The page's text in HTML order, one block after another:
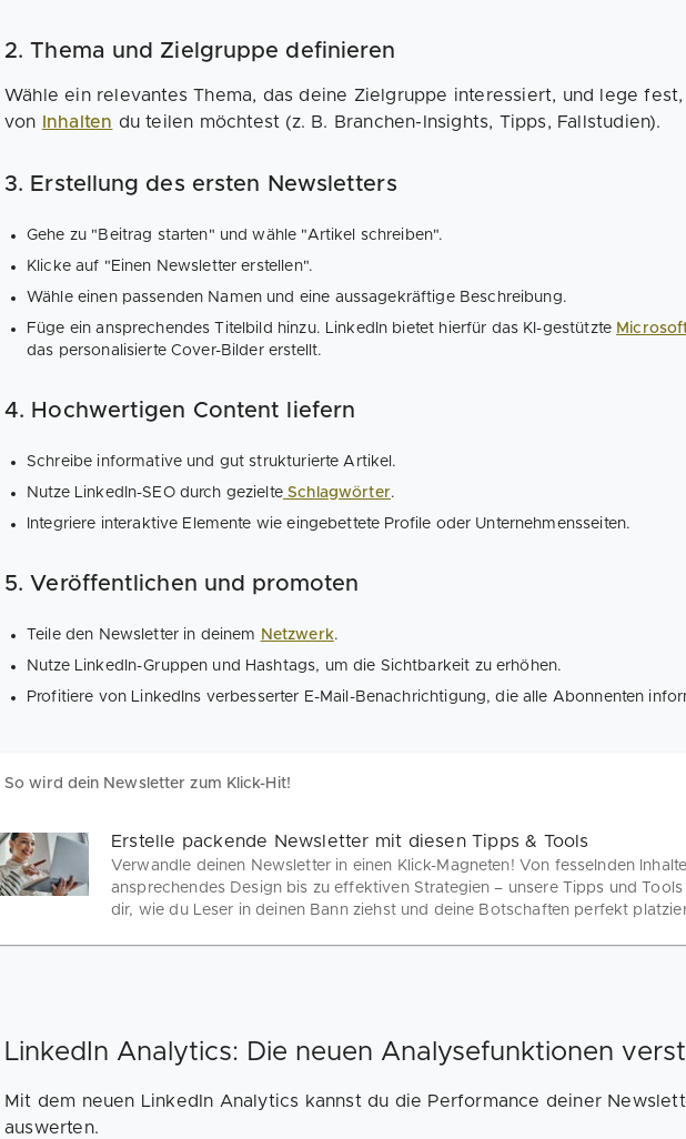
2. Thema und Zielgruppe definieren
Wähle ein relevantes Thema, das deine Zielgruppe interessiert, und lege
von
Inhalten du teilen möchtest (z. B. Branchen-Insights, Tipps, Fallstudien).
3. Erstellung des ersten Newsletters
Gehe zu "Beitrag starten" und wähle "Artikel schreiben".
Klicke auf "Einen Newsletter erstellen".
Wähle einen passenden Namen und eine aussagekräftige Beschreibung.
Füge ein ansprechendes Titelbild hinzu. LinkedIn bietet hierfür das KI-gestützte
das personalisierte Cover-Bilder erstellt.
4. Hochwertigen Content liefern
Schreibe informative und gut strukturierte Artikel.
Nutze LinkedIn-SEO durch gezielteSchlagwörter.
Integriere interaktive Elemente wie eingebettete Profile oder Unternehmensseiten.
5. Veröffentlichen und promoten
Teile den Newsletter in deinem Netzwerk.
Nutze LinkedIn-Gruppen und Hashtags, um die Sichtbarkeit zu erhöhen.
Profitiere von LinkedIns verbesserter E-Mail-Benachrichtigung, die alle Abonnenten
So wird dein Newsletter zum Klick-Hit!
Erstelle packende Newsletter mit diesen Tipps & Tools
Verwandle deinen Newsletter in einen Klick-Magneten! Von fesselnden
ansprechendes Design bis zu effektiven Strategien – unsere Tipps und Tools
dir, wie du Leser in deinen Bann ziehst und deine Botschaften perfekt
LinkedIn Analytics: Die neuen Analysefunktionen
Mit dem neuen LinkedIn Analytics kannst du die Performance deiner
auswerten.